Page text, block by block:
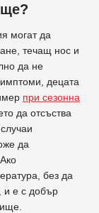
могат да
течащ нос и
да не
децата
при сезонна
да отсъства
да
без да
и е с добър